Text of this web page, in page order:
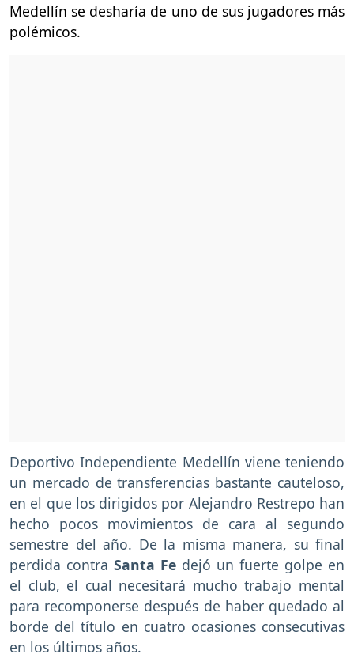
Medellín se desharía de uno de sus jugadores más
polémicos.
Deportivo Independiente Medellín viene teniendo
un mercado de transferencias bastante cauteloso,
en el que los dirigidos por Alejandro Restrepo han
hecho pocos movimientos de cara al segundo
semestre del año. De la misma manera, su final
perdida contra Santa Fe dejó un fuerte golpe en
el club, el cual necesitará mucho trabajo mental
para recomponerse después de haber quedado al
borde del título en cuatro ocasiones consecutivas
en los últimos años.